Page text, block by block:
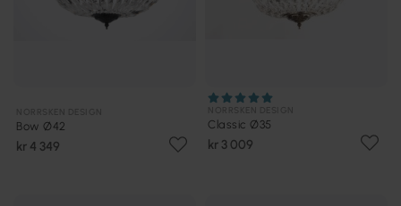
Bow Ø42
kr 4 349
Classic Ø35
kr 3 009